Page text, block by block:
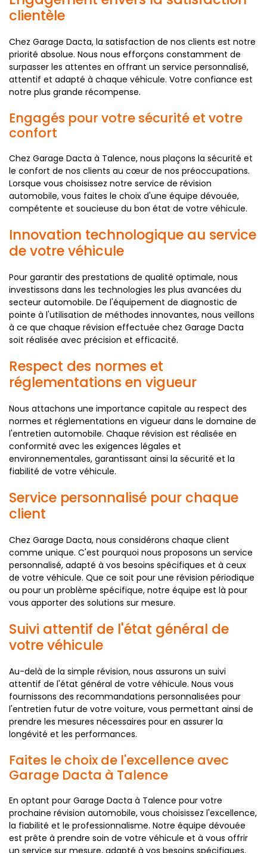
clientèle
Chez Garage Dacta, la satisfaction de nos clients est notre
priorité absolue. Nous nous efforçons constamment de
surpasser les attentes en offrant un service personnalisé,
attentif et adapté à chaque véhicule. Votre confiance est
notre plus grande récompense.
Engagés pour votre sécurité et votre
confort
Chez Garage Dacta à Talence, nous plaçons la sécurité et
le confort de nos clients au cœur de nos préoccupations.
Lorsque vous choisissez notre service de révision
automobile, vous faites le choix d'une équipe dévouée,
compétente et soucieuse du bon état de votre véhicule.
Innovation technologique au service
de votre véhicule
Pour garantir des prestations de qualité optimale, nous
investissons dans les technologies les plus avancées du
secteur automobile. De l'équipement de diagnostic de
pointe à l'utilisation de méthodes innovantes, nous veillons
à ce que chaque révision effectuée chez Garage Dacta
soit réalisée avec précision et efficacité.
Respect des normes et
réglementations en vigueur
Nous attachons une importance capitale au respect des
normes et réglementations en vigueur dans le domaine de
l'entretien automobile. Chaque révision est réalisée en
conformité avec les exigences légales et
environnementales, garantissant ainsi la sécurité et la
fiabilité de votre véhicule.
Service personnalisé pour chaque
client
Chez Garage Dacta, nous considérons chaque client
comme unique. C'est pourquoi nous proposons un service
personnalisé, adapté à vos besoins spécifiques et à ceux
de votre véhicule. Que ce soit pour une révision périodique
ou pour un problème spécifique, notre équipe est là pour
vous apporter des solutions sur mesure.
Suivi attentif de l'état général de
votre véhicule
Au-delà de la simple révision, nous assurons un suivi
attentif de l'état général de votre véhicule. Nous vous
fournissons des recommandations personnalisées pour
l'entretien futur de votre voiture, vous permettant ainsi de
prendre les mesures nécessaires pour en assurer la
longévité et les performances.
Faites le choix de l'excellence avec
Garage Dacta à Talence
En optant pour Garage Dacta à Talence pour votre
prochaine révision automobile, vous choisissez l'excellence,
la fiabilité et le professionnalisme. Notre équipe dévouée
est prête à prendre soin de votre véhicule et à vous offrir
un service sur mesure, adapté à vos besoins spécifiques.